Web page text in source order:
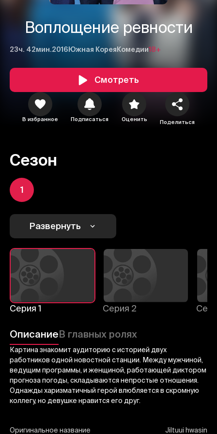
Воплощение ревности
23ч. 42мин.2016 Южная Корея Комедии18+
Смотреть
В избранное Подписаться Оценить Поделиться
Сезон
1
Развернуть
Серия 1 Серия 2
ОписаниеВ главных ролях
Картина знакомит аудиторию с историей двух
работников одной новостной станции. Между мужчиной,
ведущим программы, и женщиной, работающей диктором
прогноза погоды, складываются непростые отношения.
Однажды харизматичный герой влюбляется в скромную
коллегу, но девушке нравится его друг.
Оригинальное название Jiltuui hwasin
1
Отправить
Отменить